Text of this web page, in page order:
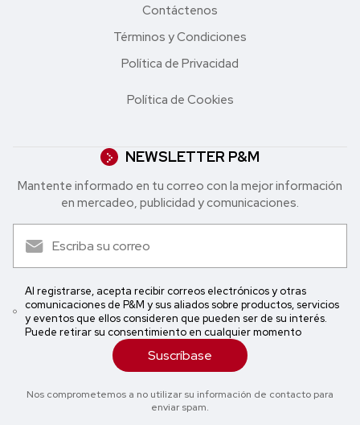
Contáctenos
Términos y Condiciones
Política de Privacidad
Política de Cookies
NEWSLETTER P&M
Mantente informado en tu correo con la mejor in formación
en mercadeo, publicidad y comunicaciones.
Al registrarse, acepta recibir correos electrónicos y otras
comunicaciones de P&M y sus aliados sobre productos, servicios
y eventos que ellos consideren que pueden ser de su interés.
Puede retirar su consentimiento en cualquier momento
Suscríbase
Nos comprometemos a no utilizar su información de contacto para
enviar spam.